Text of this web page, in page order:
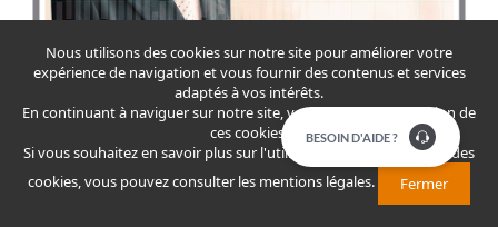
Nous utilisons des cookies sur notre site pour améliorer votre
expérience de navigation et vous fournir des contenus et services
adaptés à vos intérêts.
En continuant à naviguer sur notre site, vous acceptez l'utilisation de
ces cookies.
Si vous souhaitez en savoir plus sur l'utilisation que nous faisons des
cookies, vous pouvez consulter les mentions légales. Fermer
​​​BESOIN D'AIDE ?